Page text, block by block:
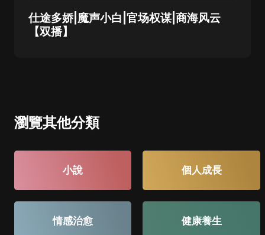
仕途多娇|魔声小白|官场权谋|商海风云
【双播】
瀏覽其他分類
小說 個人成長
情感治愈 健康養生